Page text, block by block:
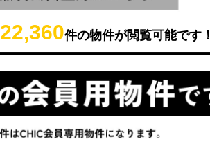
22,360件の物件が閲覧可能です！